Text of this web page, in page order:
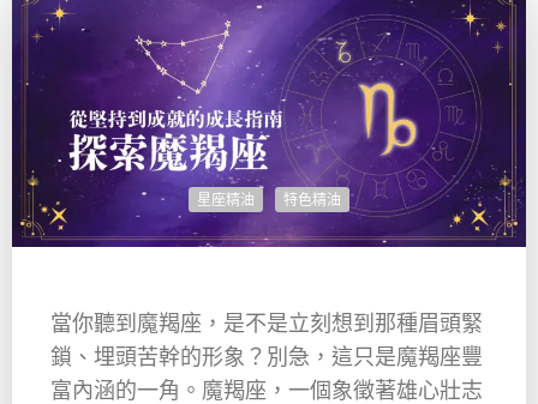
星座精油 特色精油
當你聽到魔羯座，是不是立刻想到那種眉頭緊
鎖、埋頭苦幹的形象？別急，這只是魔羯座豐
富內涵的一角。魔羯座，一個象徵著雄心壯志